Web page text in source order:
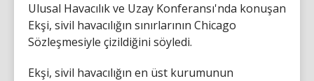
Ulusal Havacılık ve Uzay Konferansı'nda konuşan
Ekşi, sivil havacılığın sınırlarının Chicago
Sözleşmesiyle çizildiğini söyledi.
Ekşi, sivil havacılığın en üst kurumunun